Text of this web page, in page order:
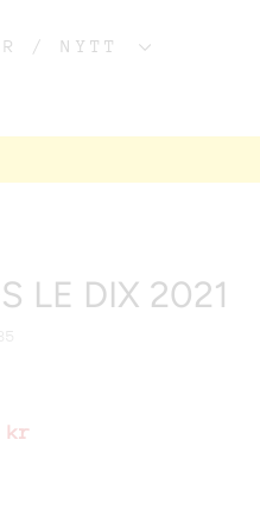
/ NYTT
LE DIX 2021
kr